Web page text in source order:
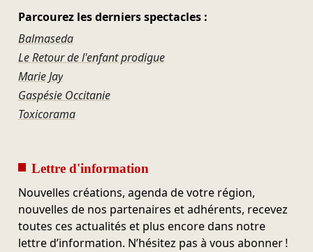
Parcourez les derniers spectacles :
Balmaseda
Le Retour de l'enfant prodigue
Marie Jay
Gaspésie Occitanie
Toxicorama
Lettre d'information
Nouvelles créations, agenda de votre région,
nouvelles de nos partenaires et adhérents, recevez
toutes ces actualités et plus encore dans notre
lettre d’information. N’hésitez pas à vous abonner !